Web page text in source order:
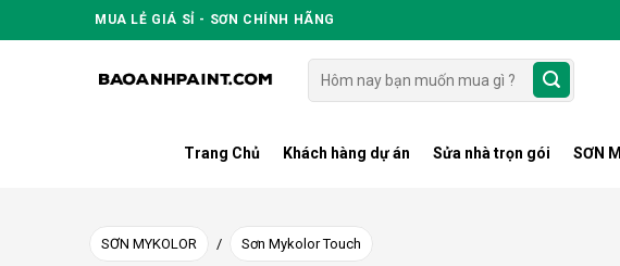
to
MUA LẺ GIÁ SỈ - SƠN CHÍNH HÃNG
Tìm
kiếm:
Trang Chủ Khách hàng dự án Sửa nhà trọn gói SƠN
SƠN MYKOLOR / Sơn Mykolor Touch